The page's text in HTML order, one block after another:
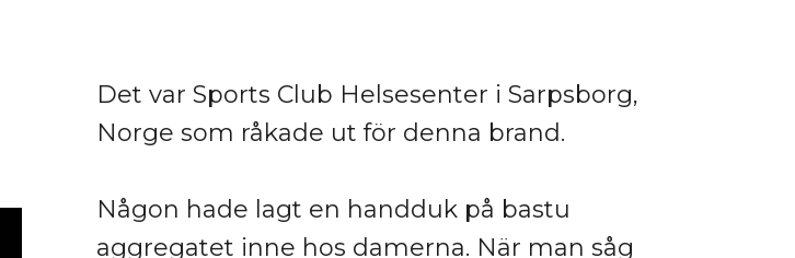
Det var Sports Club Helsesenter i Sarpsborg,
Norge som råkade ut för denna brand.
Någon hade lagt en handduk på bastu
aggregatet inne hos damerna. När man såg